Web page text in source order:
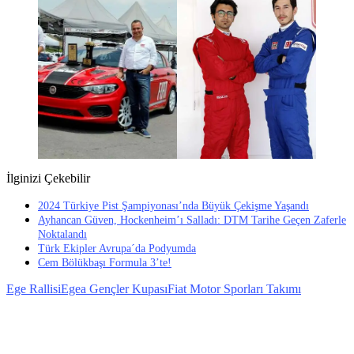
İlginizi Çekebilir
2024 Türkiye Pist Şampiyonası’nda Büyük Çekişme Yaşandı
Ayhancan Güven, Hockenheim’ı Salladı: DTM Tarihe Geçen Zaferle
Noktalandı
Türk Ekipler Avrupa´da Podyumda
Cem Bölükbaşı Formula 3’te!
Ege RallisiEgea Gençler KupasıFiat Motor Sporları Takımı